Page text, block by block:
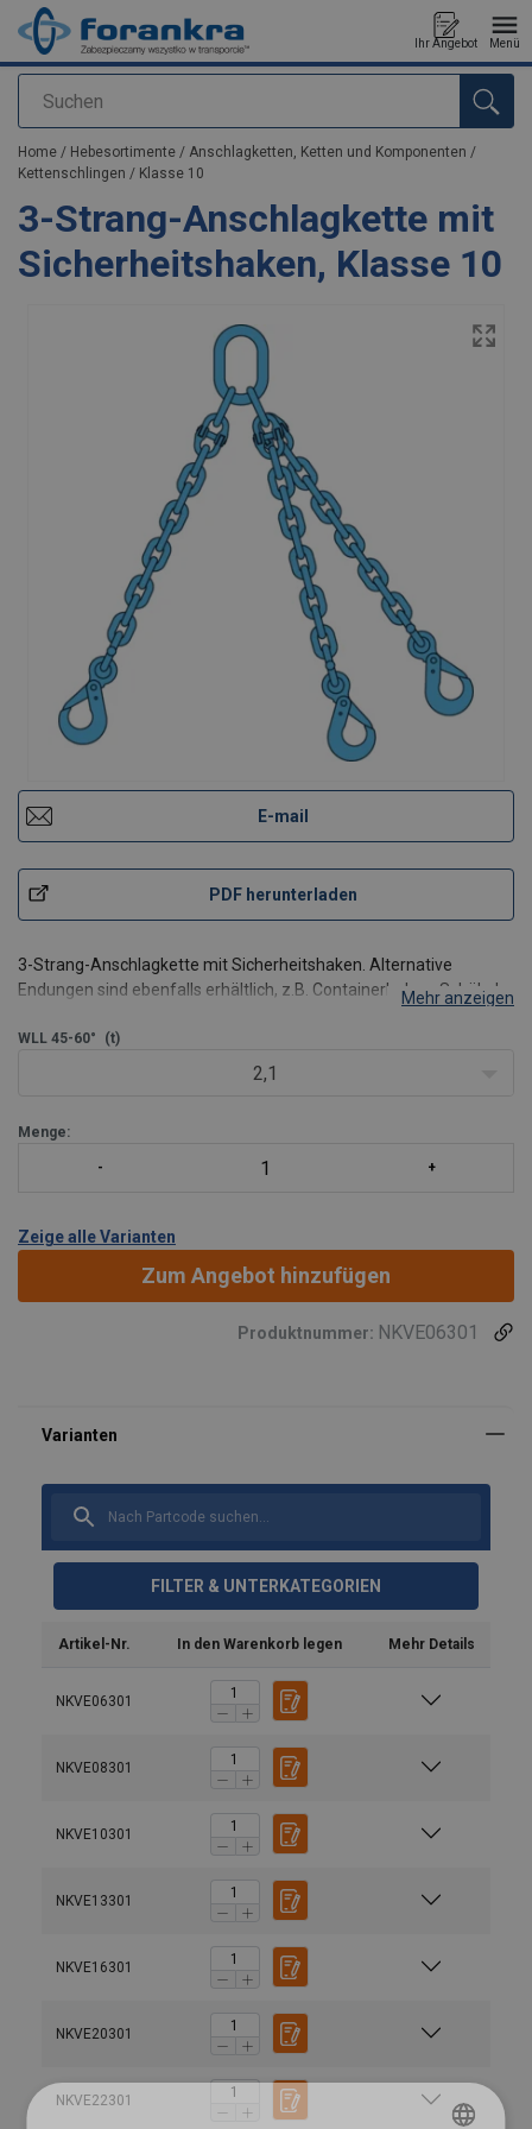
Suchen
Ihr Angebot Menü
Anfragen
Home / Hebesortimente / Anschlagketten, Ketten und Komponenten /
Kettenschlingen / Klasse 10
3-Strang-Anschlagkette mit
Sicherheitshaken, Klasse 10
E-mail
PDF herunterladen
3-Strang-Anschlagkette mit Sicherheitshaken. Alternative
Endungen sind ebenfalls erhältlich, z.B. Containerhaken, Schäkel
Das Maß L wird von der Innenseite der Oberseite des
Mehr anzeigen
WLL 45-60° (t)
2,1
Menge:
Zeige alle Varianten
Zum Angebot hinzufügen
Produktnummer: NKVE06301
FILTER & UNTERKATEGORIEN
Artikel-Nr. In den Warenkorb legen Mehr Details
NKVE06301
NKVE08301
NKVE10301
NKVE13301
NKVE16301
NKVE20301
NKVE22301
Temperaturbereich:
Warnhinweis: